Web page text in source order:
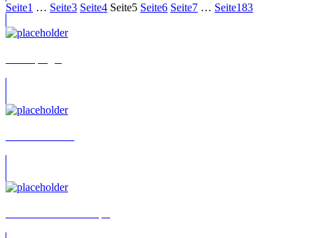
Seite1 … Seite3 Seite4 Seite5 Seite6 Seite7 … Seite183